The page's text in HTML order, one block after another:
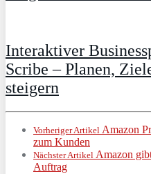
Interaktiver
Scribe – Planen,
steigern
Vorheriger Artikel Amazon
zum Kunden
Nächster Artikel Amazon
Auftrag